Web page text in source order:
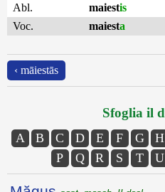
Abl.
maiestis
Voc.
maiesta
‹ māiestās
Sfoglia il
A B C D E F G H
P
Q R S T U